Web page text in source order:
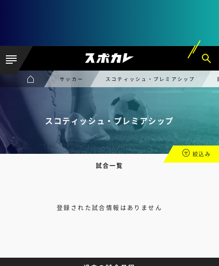
サッカー スコティッシュ・プレミアシップ
スコティッシュ・プレミアシップ
試合一覧
絞込み
登録された試合情報はありません